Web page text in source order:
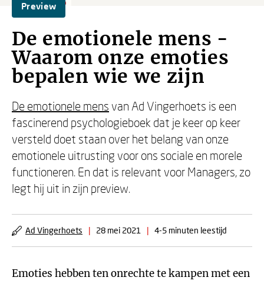
Preview
De emotionele mens -
Waarom onze emoties
bepalen wie we zijn
De emotionele mens van Ad Vingerhoets is een
fascinerend psychologieboek dat je keer op keer
versteld doet staan over het belang van onze
emotionele uitrusting voor ons sociale en morele
functioneren. En dat is relevant voor Managers, zo
legt hij uit in zijn preview.
Ad Vingerhoets | 28 mei 2021 | 4-5 minuten leestijd
Emoties hebben ten onrechte te kampen met een